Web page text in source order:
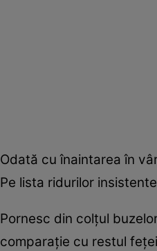
Odată cu înaintarea în
Pe lista ridurilor
Pornesc din colţul
comparaţie cu restul